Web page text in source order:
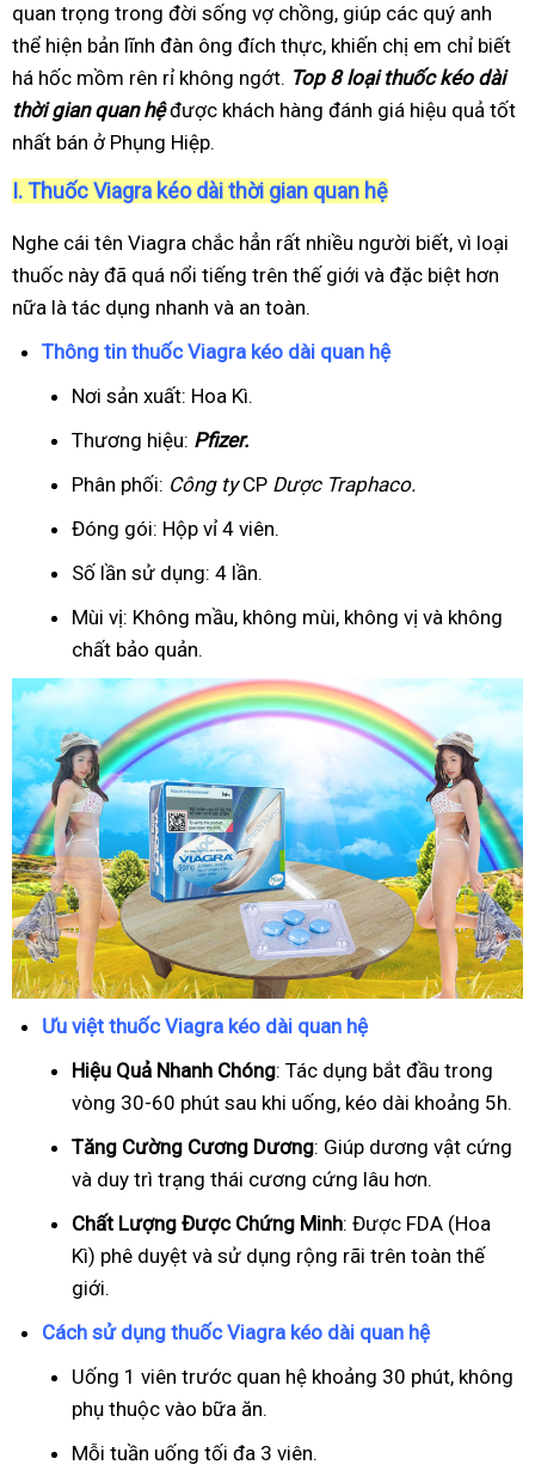
quan trọng trong đời sống vợ chồng, giúp các quý anh
thể hiện bản lĩnh đàn ông đích thực, khiến chị em chỉ biết
há hốc mồm rên rỉ không ngớt. Top 8 loại thuốc kéo dài
thời gian quan hệđược khách hàng đánh giá hiệu quả tốt
nhất bán ở Phụng Hiệp.
I. Thuốc Viagra kéo dài thời gian quan hệ
Nghe cái tên Viagra chắc hẳn rất nhiều người biết, vì loại
thuốc này đã quá nổi tiếng trên thế giới và đặc biệt hơn
nữa là tác dụng nhanh và an toàn.
Thông tin thuốc Viagra kéo dài quan hệ
Nơi sản xuất: Hoa Kì.
Thương hiệu: Pfizer.
Phân phối: Công tyCP Dược Traphaco.
Đóng gói: Hộp vỉ 4 viên.
Số lần sử dụng: 4 lần.
Mùi vị: Không mầu, không mùi, không vị và không
chất bảo quản.
Ưu việt thuốc Viagra kéo dài quan hệ
Hiệu Quả Nhanh Chóng: Tác dụng bắt đầu trong
vòng 30-60 phút sau khi uống, kéo dài khoảng 5h.
Tăng Cường Cương Dương: Giúp dương vật cứng
và duy trì trạng thái cương cứng lâu hơn.
Chất Lượng Được Chứng Minh: Được FDA (Hoa
Kì) phê duyệt và sử dụng rộng rãi trên toàn thế
giới.
Cách sử dụng thuốc Viagra kéo dài quan hệ
Uống 1 viên trước quan hệ khoảng 30 phút, không
phụ thuộc vào bữa ăn.
Mỗi tuần uống tối đa 3 viên.